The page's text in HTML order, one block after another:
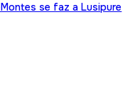
se faz a Lusipure